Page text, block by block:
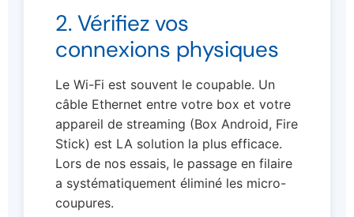
2. Vérifiez vos
connexions physiques
Le Wi-Fi est souvent le coupable. Un
câble Ethernet entre votre box et votre
appareil de streaming (Box Android, Fire
Stick) est LA solution la plus efficace.
Lors de nos essais, le passage en filaire
a systématiquement éliminé les micro-
coupures.